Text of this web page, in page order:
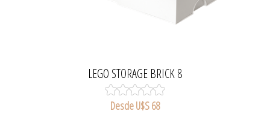
LEGO STORAGE BRICK 8
Desde U$S 68